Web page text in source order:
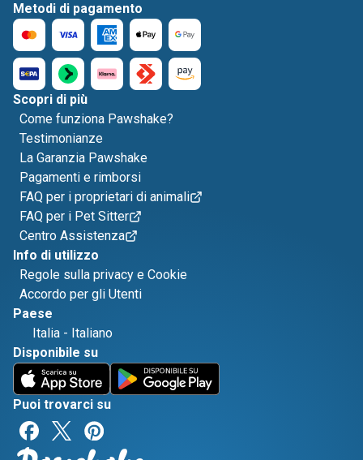
Metodi di pagamento
Scopri di più
Come funziona Pawshake?
Testimonianze
La Garanzia Pawshake
Pagamenti e rimborsi
FAQ per i proprietari di animali
FAQ per i Pet Sitter
Centro Assistenza
Info di utilizzo
Regole sulla privacy e Cookie
Accordo per gli Utenti
Paese
Italia - Italiano
Disponibile su
Puoi trovarci su